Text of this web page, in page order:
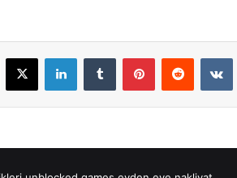
X LinkedInTumblr PinterestReddit